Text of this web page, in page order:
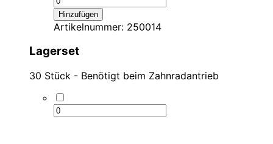
Hinzufügen
Artikelnummer: 250014
Lagerset
30 Stück - Benötigt beim Zahnradantrieb